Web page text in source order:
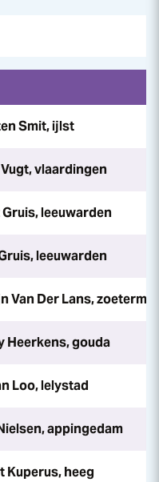
Smit, ijlst
Vugt, vlaardingen
leeuwarden
leeuwarden
Van Der Lans,
Heerkens, gouda
Loo, lelystad
appingedam
Kuperus, heeg